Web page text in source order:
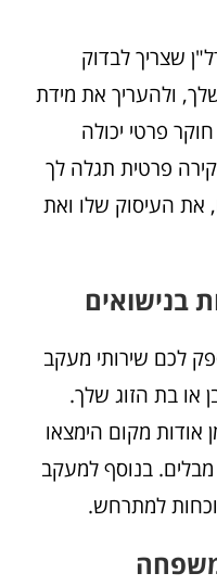
שצריך לבדוק
ולהעריך את מידת
פרטי יכולה
פרטית תגלה לך
את העיסוק שלו ואת
בנישואים
לכם שירותי מעקב
או בת הזוג שלך.
אודות מקום הימצאו
בנוסף למעקב
למתרחש.
משפחה